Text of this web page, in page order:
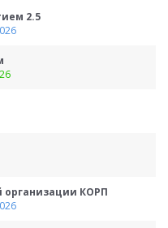
2.5
организации КОРП